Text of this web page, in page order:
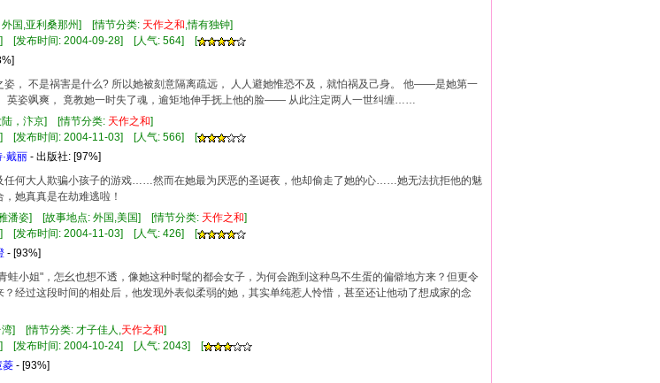
国,亚利桑那州] [情节分类: 天作之和,情有独钟]
[发布时间: 2004-09-28] [人气: 564] [
姿， 不是祸害是什么? 所以她被刻意隔离疏远， 人人避她惟恐不及，就怕祸及己身。 他——是她第一
英姿飒爽， 竟教她一时失了魂，逾矩地伸手抚上他的脸—— 从此注定两人一世纠缠……
陆，汴京] [情节分类: 天作之和]
[发布时间: 2004-11-03] [人气: 566] [
戴丽 - 出版社: [97%]
何大人欺骗小孩子的游戏……然而在她最为厌恶的圣诞夜，他却偷走了她的心……她无法抗拒他的魅
她真真是在劫难逃啦！
潘姿] [故事地点: 外国,美国] [情节分类: 天作之和]
[发布时间: 2004-11-03] [人气: 426] [
- [93%]
蛙小姐"，怎幺也想不透，像她这种时髦的都会女子，为何会跑到这种鸟不生蛋的偏僻地方来？但更令
经过这段时间的相处后，他发现外表似柔弱的她，其实单纯惹人怜惜，甚至还让他动了想成家的念
] [情节分类: 才子佳人,天作之和]
[发布时间: 2004-10-24] [人气: 2043] [
菱 - [93%]